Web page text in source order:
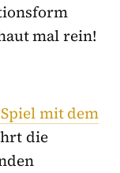
mal rein!
mit dem
die